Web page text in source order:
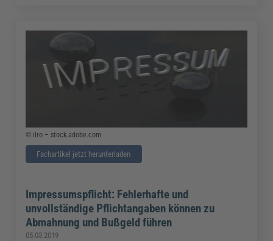
© ilro – stock.adobe.com
Fachartikel jetzt herunterladen
Impressumspflicht: Fehlerhafte und
unvollständige Pflichtangaben können zu
Abmahnung und Bußgeld führen
05.03.2019